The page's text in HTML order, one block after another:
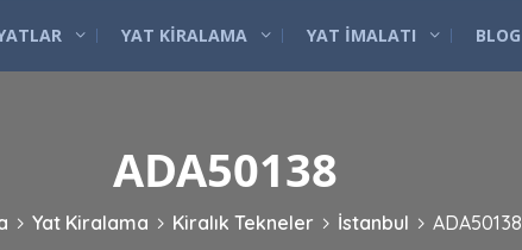
YAT KIRALAMA YAT İMALATI BLOG
ADA50138
Yat Kiralama Kiralık Tekneler İstanbul ADA50138